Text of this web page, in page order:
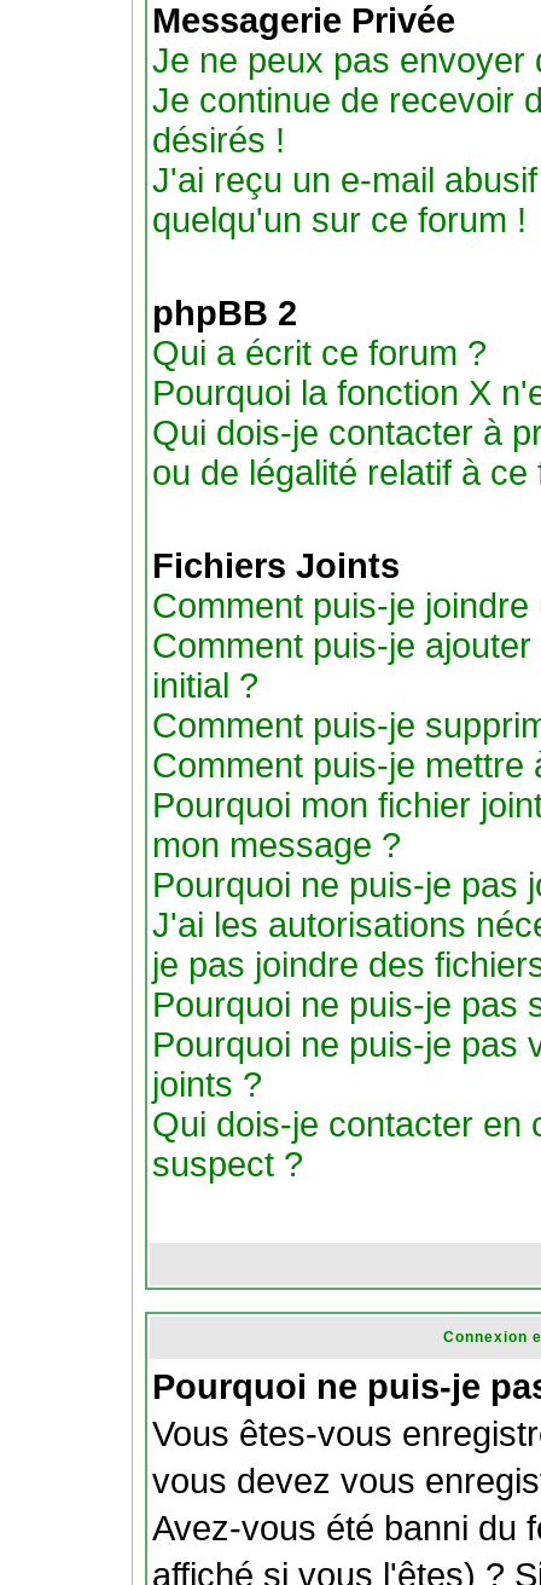
Messagerie Privée
Je ne peux pas envoyer
Je continue de recevoir
désirés !
J'ai reçu un e-mail
quelqu'un sur ce forum !
phpBB 2
Qui a écrit ce forum ?
Pourquoi la fonction X
Qui dois-je contacter à
ou de légalité relatif à ce
Fichiers Joints
Comment puis-je joindre
Comment puis-je
initial ?
Comment puis-je
Comment puis-je mettre
Pourquoi mon fichier
mon message ?
Pourquoi ne puis-je pas
J'ai les autorisations
je pas joindre des
Pourquoi ne puis-je pas
Pourquoi ne puis-je pas
joints ?
Qui dois-je contacter en
suspect ?
Connexion
Pourquoi ne puis-je
Vous êtes-vous
vous devez vous
Avez-vous été banni du
affiché si vous l'êtes) ?